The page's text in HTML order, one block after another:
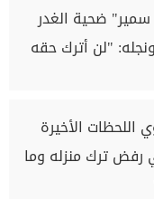
سمير" ضحية الغدر
"لن أترك حقه
الأخيرة
رفض ترك منزله وما